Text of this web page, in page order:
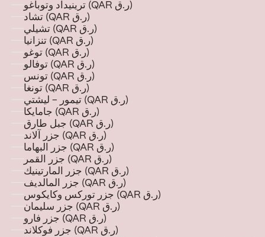
ترينيداد وتوباغو (QAR ر.ق)
تشاد (QAR ر.ق)
تشيلي (QAR ر.ق)
تنزانيا (QAR ر.ق)
توغو (QAR ر.ق)
توفالو (QAR ر.ق)
تونس (QAR ر.ق)
تونغا (QAR ر.ق)
تيمور - ليشتي (QAR ر.ق)
جامايكا (QAR ر.ق)
جبل طارق (QAR ر.ق)
جزر آلاند (QAR ر.ق)
جزر البهاما (QAR ر.ق)
جزر القمر (QAR ر.ق)
جزر المارتينيك (QAR ر.ق)
جزر المالديف (QAR ر.ق)
جزر توركس وكايكوس (QAR ر.ق)
جزر سليمان (QAR ر.ق)
جزر فارو (QAR ر.ق)
جزر فوكلاند (QAR ر.ق)